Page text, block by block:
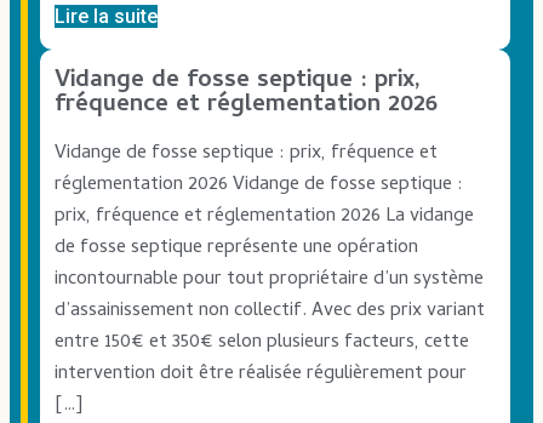
Lire la suite
Vidange de fosse septique : prix,
fréquence et réglementation 2026
Vidange de fosse septique : prix, fréquence et
réglementation 2026 Vidange de fosse septique :
prix, fréquence et réglementation 2026 La vidange
de fosse septique représente une opération
incontournable pour tout propriétaire d’un système
d’assainissement non collectif. Avec des prix variant
entre 150€ et 350€ selon plusieurs facteurs, cette
intervention doit être réalisée régulièrement pour
[…]